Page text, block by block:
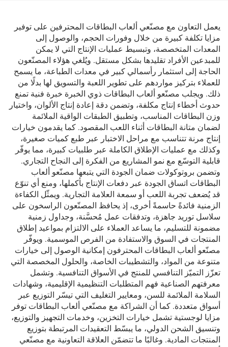
المصنعة الأصلية (OEM)، مع
أحجام مختلفة للرزمة (Deck
Size)
يعمل التعاون مع مصنّعي ألعاب البطاقات المحترفين على توفير
مزايا تكلفة كبيرة من خلال وفورات الحجم، والوصول إلى
المعدات المتخصصة، وتبسيط عمليات الإنتاج التي لا يمكن
للمبدعين الأفراد تقليدها بشكل مستقل. ويُلغي هؤلاء المصنّعون
الحاجة إلى استثمار رأسمالي كبير في معدات الطباعة، ما يسمح
للعملاء بتركيز مواردهم على تطوير اللعبة والتسويق لها بدلًا من
ذلك. ويجلب مصنّعو ألعاب البطاقات ذوي الخبرة خبرة فنية تمنع
حدوث أخطاء إنتاج مكلفة، وتضمن دقة إعادة إنتاج الألوان، واختيار
وزن البطاقات المناسب، وتطبيق الطبقات الواقية الملائمة
لضمان متانة البطاقات أثناء اللعب المقصود. كما يقدمون خيارات
إنتاج مرنة تتناسب مع مراحل الاختبار عبر طبع كميات صغيرة،
وكذلك مع عمليات الإطلاق الكاملة عبر طلبيات كبيرة، مما يوفّر
قابلية التوسّع مع نمو المشاريع من الفكرة إلى النجاح التجاري.
وتضمن بروتوكولات ضمان الجودة التي يتبعها مصنّعو ألعاب
البطاقات اتساق الجودة عبر دفعات الإنتاج بأكملها، ومنع أي تنوّع
قد يُضعف تجربة اللعب أو سمعة العلامة التجارية. ويمثّل الكفاءة
الزمنية فائدةً حاسمةً أخرى، إذ يحافظ المصنّعون الراسخون على
سلاسل توريد جاهزة، وتدفقات عمل مُحسَّنة، وجداول زمنية
مضمونة للتسليم، ما يساعد العملاء على الالتزام بمواعيد إطلاق
المنتجات في السوق والاستفادة من الفرص الموسمية. ويوفّر
مصنّعو ألعاب البطاقات المحترفون إمكانية الوصول إلى خيارات
متنوعة من المواد، والتشطيبات الخاصة، والحلول المخصصة التي
تعزّز التميّز التنافسي للمنتج في الأسواق التنافسية. وتشمل
معرفتهم الصناعية فهم المتطلبات التنظيمية الإقليمية، وشهادات
السلامة الملائمة للسن، ومعايير التغليف التي تيسّر التوزيع عبر
أسواق متعددة. كما أن الشراكة مع مصنّعي ألعاب البطاقات توفر
مزايا لوجستية تشمل خيارات التخزين، وخدمات التجهيز والتوزيع،
وتنسيق الشحن الدولي، ما يبسّط التعقيدات المرتبطة بتوزيع
المنتجات المادية. وغالبًا ما تتضمّن العلاقة التعاونية مع مصنّعي